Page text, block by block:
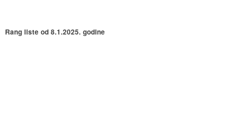
Rang liste od 8.1.2025. godine